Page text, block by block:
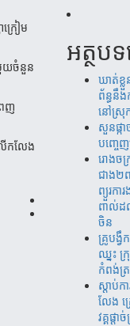
ក្រៀម
មួយចំនួន
ញ
កលែង
អត្ថ
ឃាត់​ខ្
ព័ន្ធ​នឹ​ង​​
នៅស្រុ
សួន​​ផ្ក
បញ្ចេញ​​​
រោងច
ជាង​​២ព
ព្យួរក
ពាល់ដ
ចិន​
គ្រូបង្
ឈ្នះ ក្
កំពង់ត្
ស្តាប់
លែង ក្
វគ្គផ្តា